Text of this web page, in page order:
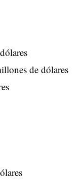
de dólares